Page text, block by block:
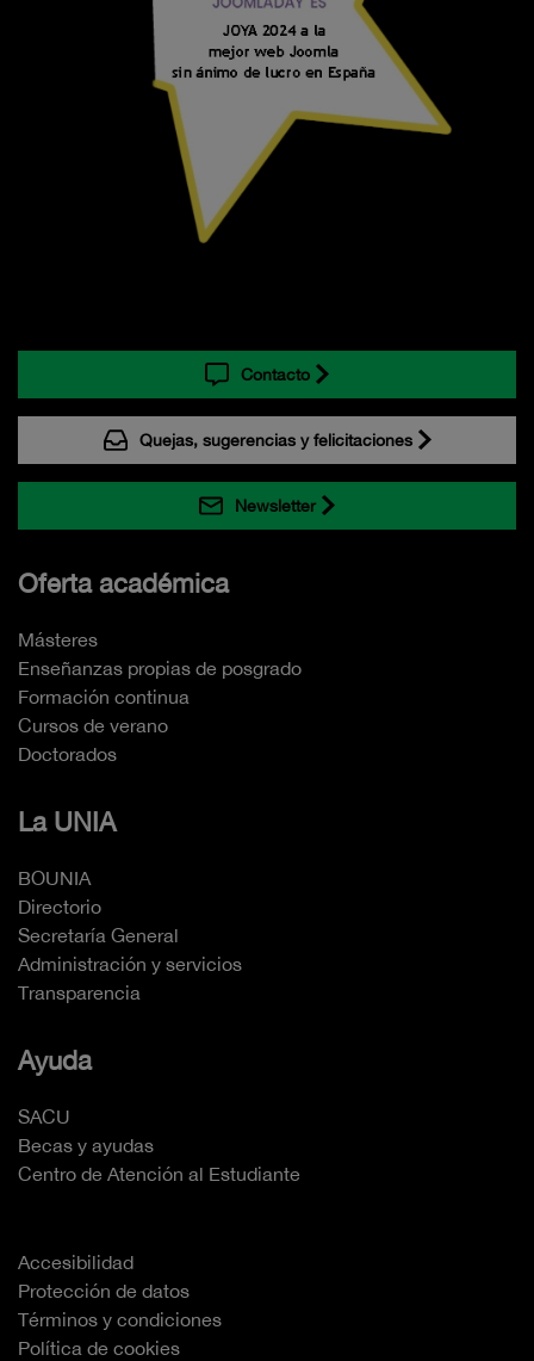
Contacto
Quejas, sugerencias y felicitaciones
Newsletter
Oferta académica
Másteres
Enseñanzas propias de posgrado
Formación continua
Cursos de verano
Doctorados
La UNIA
BOUNIA
Directorio
Secretaría General
Administración y servicios
Transparencia
Ayuda
SACU
Becas y ayudas
Centro de Atención al Estudiante
Accesibilidad
Protección de datos
Términos y condiciones
Política de cookies